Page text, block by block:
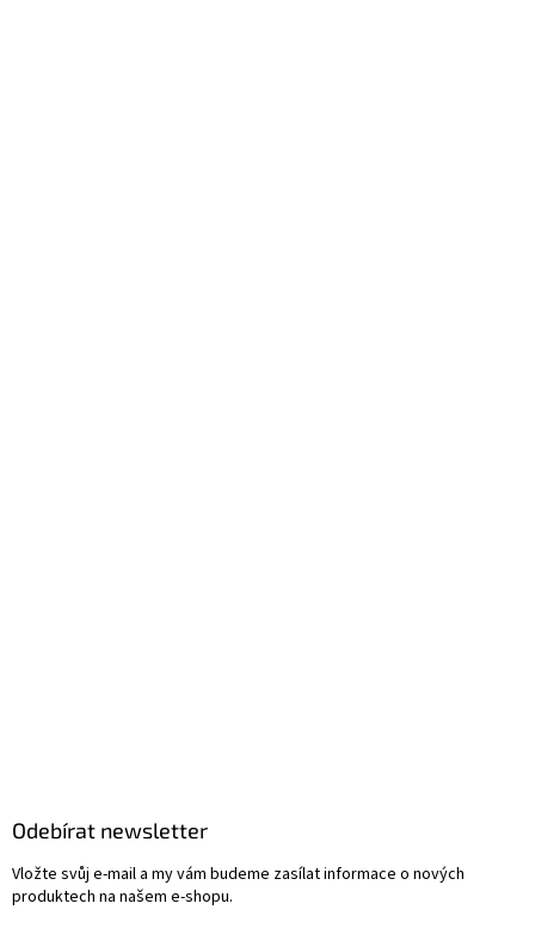
Odebírat newsletter
Vložte svůj e-mail a my vám budeme zasílat informace o nových
produktech na našem e-shopu.